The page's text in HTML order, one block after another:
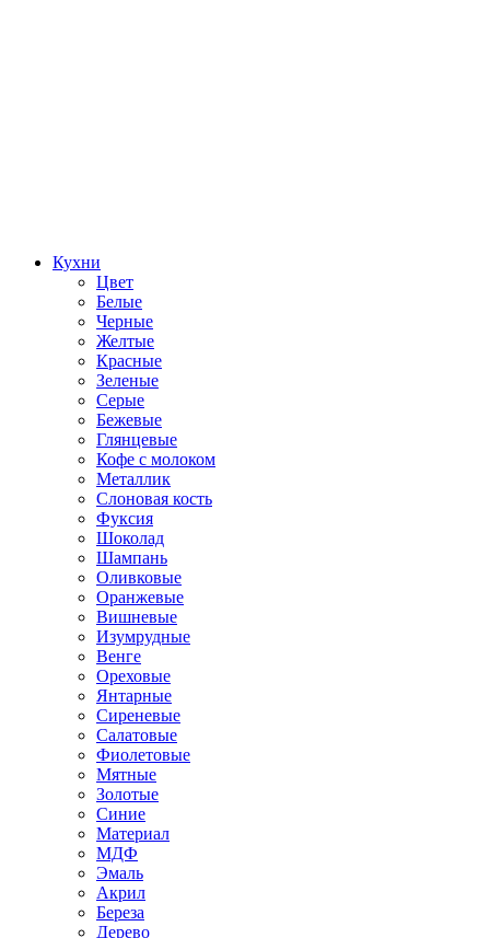
Кухни
Цвет
Белые
Черные
Желтые
Красные
Зеленые
Серые
Бежевые
Глянцевые
Кофе с молоком
Металлик
Слоновая кость
Фуксия
Шоколад
Шампань
Оливковые
Оранжевые
Вишневые
Изумрудные
Венге
Ореховые
Янтарные
Сиреневые
Салатовые
Фиолетовые
Мятные
Золотые
Синие
Материал
МДФ
Эмаль
Акрил
Береза
Дерево